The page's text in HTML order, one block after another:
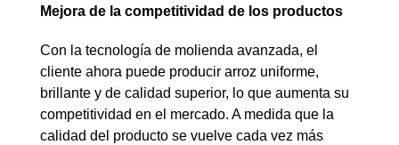
Mejora de la competitividad de los productos
Con la tecnología de molienda avanzada, el
cliente ahora puede producir arroz uniforme,
brillante y de calidad superior, lo que aumenta su
competitividad en el mercado. A medida que la
calidad del producto se vuelve cada vez más